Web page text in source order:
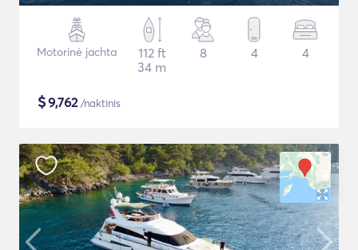
Motorinė jachta
112 ft
34 m
8 4 4
$9,762/naktinis